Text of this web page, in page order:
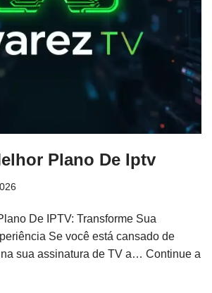
Plano De Iptv
De IPTV: Transforme Sua
Se você está cansado de
sua assinatura de TV a… Continue a